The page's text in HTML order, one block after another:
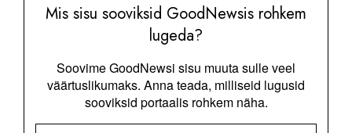
Mis sisu sooviksid GoodNewsis rohkem
lugeda?
Soovime GoodNewsi sisu muuta sulle veel
väärtuslikumaks. Anna teada, milliseid lugusid
sooviksid portaalis rohkem näha.